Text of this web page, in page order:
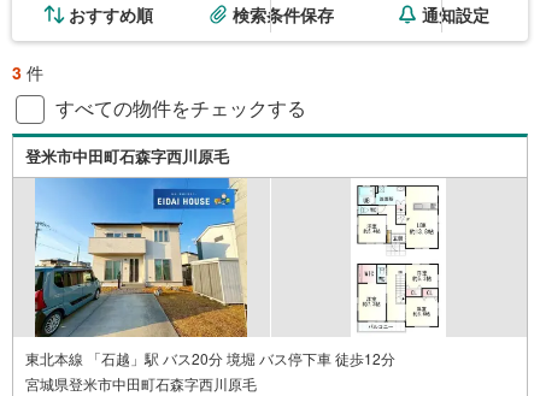
おすすめ順 検索条件保存 通知設定
3 件
すべての物件をチェックする
登米市中田町石森字西川原毛
東北本線 「石越」駅 バス20分 境堀 バス停下車 徒歩12分
宮城県登米市中田町石森字西川原毛